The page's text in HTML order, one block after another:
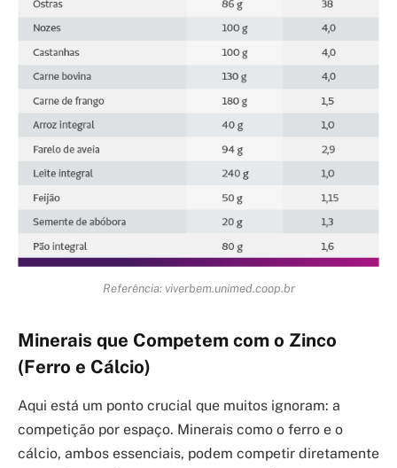
Referência: viverbem.unimed.coop.br
Minerais que Competem com o Zinco
(Ferro e Cálcio)
Aqui está um ponto crucial que muitos ignoram: a
competição por espaço. Minerais como o ferro e o
cálcio, ambos essenciais, podem competir diretamente